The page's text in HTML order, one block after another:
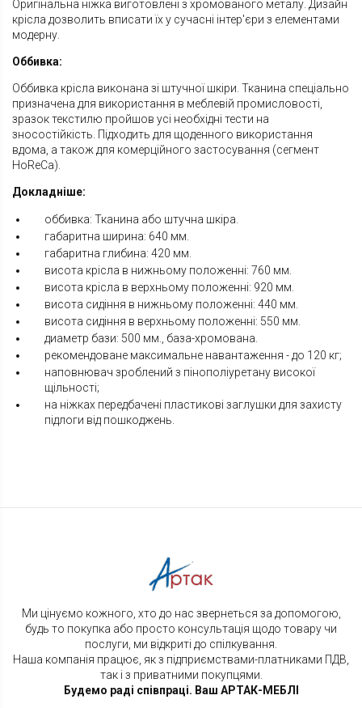
Оригінальна ніжка виготовлені з хромованого металу. Дизайн
крісла дозволить вписати їх у сучасні інтер'єри з елементами
модерну.
Оббивка:
Оббивка крісла виконана зі штучної шкіри. Тканина спеціально
призначена для використання в меблевій промисловості,
зразок текстилю пройшов усі необхідні тести на
зносостійкість. Підходить для щоденного використання
вдома, а також для комерційного застосування (сегмент
HoReCa).
Докладніше:
оббивка: Тканина або штучна шкіра.
габаритна ширина: 640 мм.
габаритна глибина: 420 мм.
висота крісла в нижньому положенні: 760 мм.
висота крісла в верхньому положенні: 920 мм.
висота сидіння в нижньому положенні: 440 мм.
висота сидіння в верхньому положенні: 550 мм.
диаметр бази: 500 мм., база-хромована.
рекомендоване максимальне навантаження - до 120 кг;
наповнювач зроблений з пінополіуретану високої
щільності;
на ніжках передбачені пластикові заглушки для захисту
підлоги від пошкоджень.
Ми цінуємо кожного, хто до нас звернеться за допомогою,
будь то покупка або просто консультація щодо товару чи
послуги, ми відкриті до спілкування.
Наша компанія працює, як з підприємствами-платниками ПДВ,
так і з приватними покупцями.
Будемо раді співпраці. Ваш АРТАК-МЕБЛІ